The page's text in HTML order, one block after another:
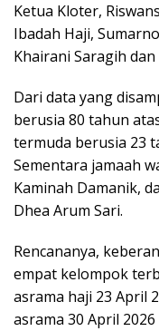
Ketua Kloter,
Ibadah Haji,
Khairani Saragih dan
Dari data yang
berusia 80 tahun
termuda berusia 23
Sementara jamaah
Kaminah Damanik,
Dhea Arum Sari.
Rencananya,
empat kelompok
asrama haji 23 April
asrama 30 April